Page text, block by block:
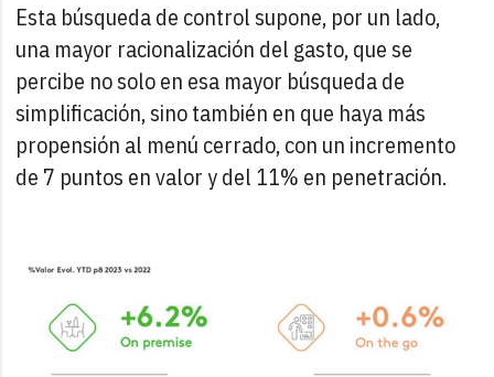
Esta búsqueda de control supone, por un lado,
una mayor racionalización del gasto, que se
percibe no solo en esa mayor búsqueda de
simplificación, sino también en que haya más
propensión al menú cerrado, con un incremento
de 7 puntos en valor y del 11% en penetración.